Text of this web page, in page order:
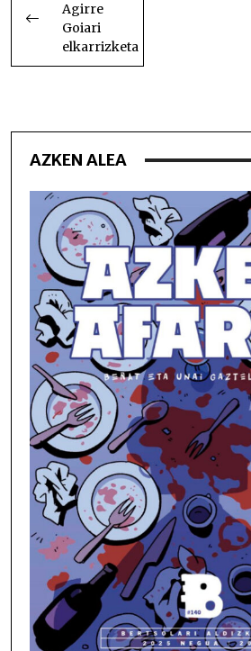
NABIGATU
Agirre
Goiari
elkarrizketa
AZKEN ALEA